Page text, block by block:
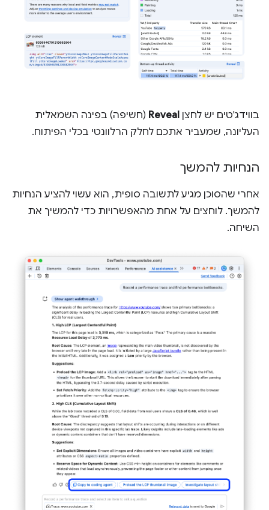
בווידג'טים יש לחצן Reveal (חשיפה) בפינה השמאלית
העליונה, שמעביר אתכם לחלק הרלוונטי בכלי הפיתוח.
הנחיות להמשך
אחרי שהסוכן מגיע לתשובה סופית, הוא עשוי להציע הנחיות
להמשך. לוחצים על אחת מהאפשרויות כדי להמשיך את
השיחה.